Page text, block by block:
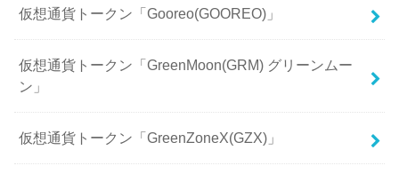
仮想通貨トークン「Gooreo(GOOREO)」
仮想通貨トークン「GreenMoon(GRM) グリーンムー
ン」
仮想通貨トークン「GreenZoneX(GZX)」